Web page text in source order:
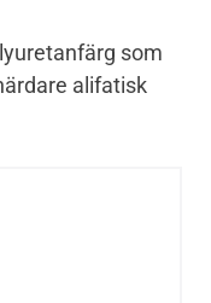
som
alifatisk